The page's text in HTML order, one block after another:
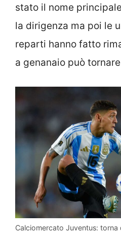
stato il nome
la dirigenza ma poi le
reparti hanno fatto
a genanaio può
Calciomercato Juventus: torna